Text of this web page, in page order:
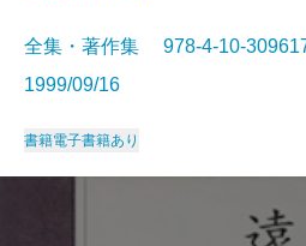
全集・著作集 978-4-10-
1999/09/16
書籍電子書籍あり